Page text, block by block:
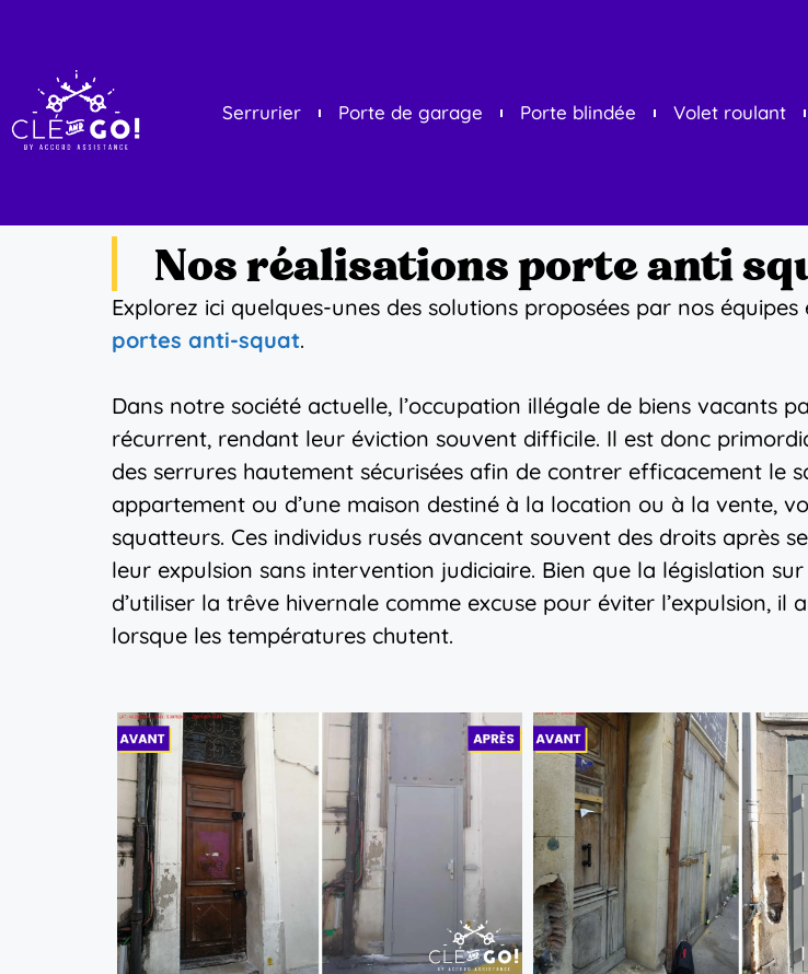
Serrurier Porte de garage Porte blindée Volet roulant
Nos réalisations porte anti
Explorez ici quelques-unes des solutions proposées par nos
portes anti-squat.
Dans notre société actuelle, l’occupation illégale de biens vacants
récurrent, rendant leur éviction souvent difficile. Il est donc
des serrures hautement sécurisées afin de contrer efficacement le
appartement ou d’une maison destiné à la location ou à la vente,
squatteurs. Ces individus rusés avancent souvent des droits après
leur expulsion sans intervention judiciaire. Bien que la législation
d’utiliser la trêve hivernale comme excuse pour éviter l’expulsion,
lorsque les températures chutent.